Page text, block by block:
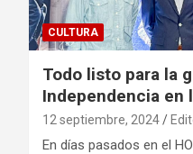
CULTURA
Todo listo para la
Independencia en
12 septiembre, 2024
En días pasados en el